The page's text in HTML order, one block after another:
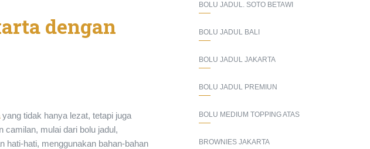
dengan
yang tidak hanya lezat, tetapi juga
camilan, mulai dari bolu jadul,
hati-hati, menggunakan bahan-bahan
BOLU JADUL. SOTO BETAWI
BOLU JADUL BALI
BOLU JADUL JAKARTA
BOLU JADUL PREMIUN
BOLU MEDIUM TOPPING ATAS
BROWNIES JAKARTA